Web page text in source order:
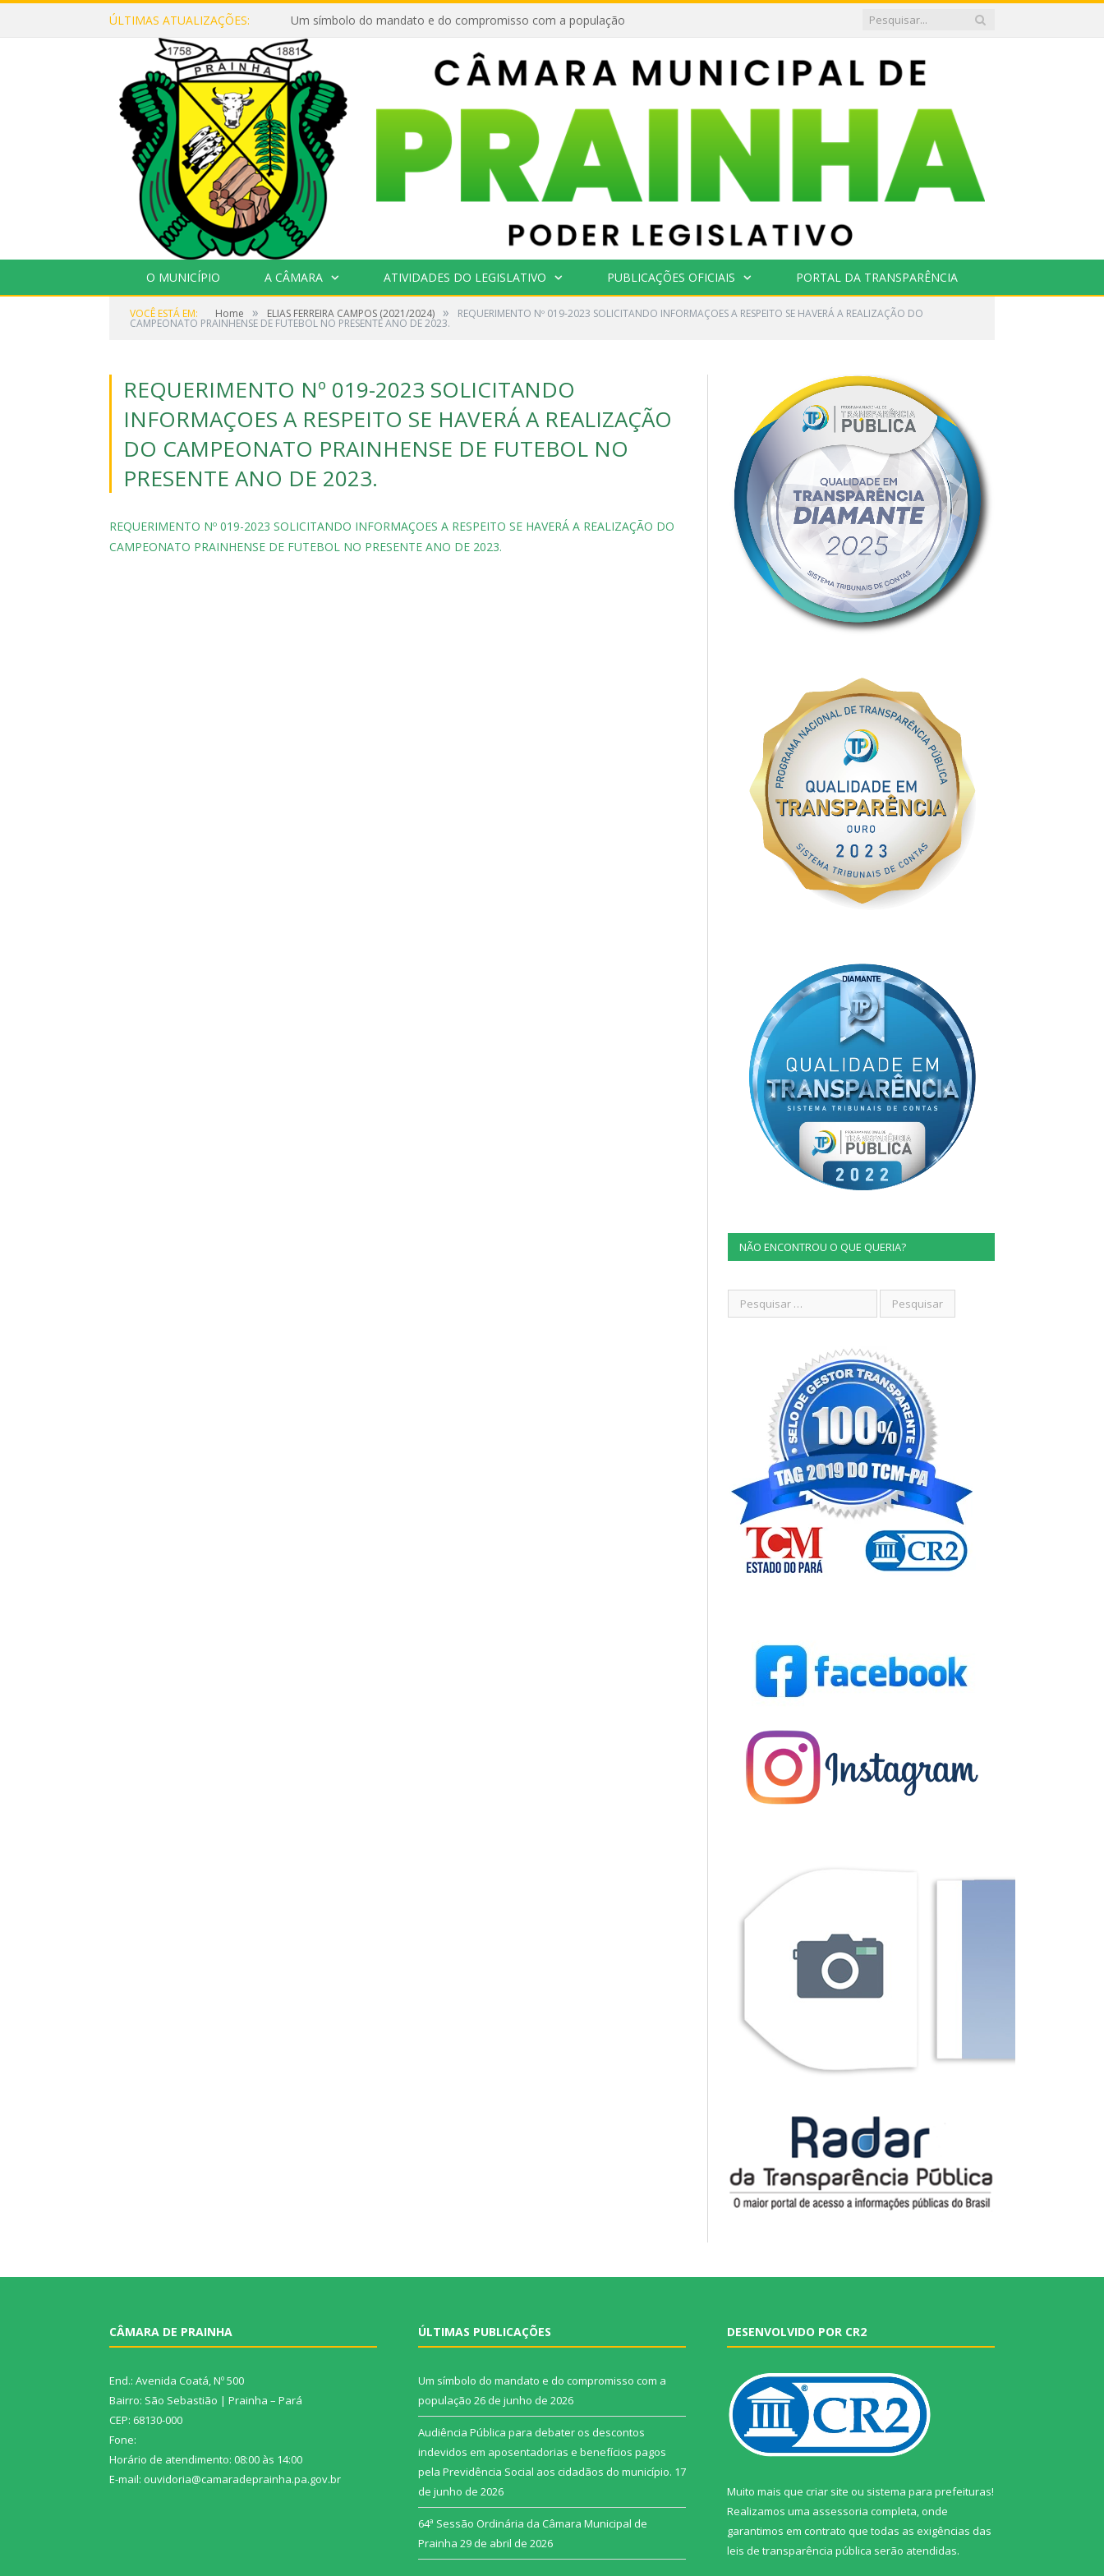
ÚLTIMAS ATUALIZAÇÕES: Um símbolo do mandato e do compromisso com a população
O MUNICÍPIO A CÂMARA ATIVIDADES DO LEGISLATIVO PUBLICAÇÕES OFICIAIS PORTAL DA TRANSPARÊNCIA
VOCÊ ESTÁ EM: Home » ELIAS FERREIRA CAMPOS (2021/2024) » REQUERIMENTO Nº 019-2023 SOLICITANDO INFORMAÇOES A RESPEITO SE HAVERÁ A REALIZAÇÃO DO
CAMPEONATO PRAINHENSE DE FUTEBOL NO PRESENTE ANO DE 2023.
REQUERIMENTO Nº 019-2023 SOLICITANDO
INFORMAÇOES A RESPEITO SE HAVERÁ A REALIZAÇÃO
DO CAMPEONATO PRAINHENSE DE FUTEBOL NO
PRESENTE ANO DE 2023.
REQUERIMENTO Nº 019-2023 SOLICITANDO INFORMAÇOES A RESPEITO SE HAVERÁ A REALIZAÇÃO DO
CAMPEONATO PRAINHENSE DE FUTEBOL NO PRESENTE ANO DE 2023.
NÃO ENCONTROU O QUE QUERIA?
CÂMARA DE PRAINHA
End.: Avenida Coatá, Nº 500
Bairro: São Sebastião | Prainha – Pará
CEP: 68130-000
Fone:
Horário de atendimento: 08:00 às 14:00
E-mail: ouvidoria@camaradeprainha.pa.gov.br
ÚLTIMAS PUBLICAÇÕES
Um símbolo do mandato e do compromisso com a
população 26 de junho de 2026
Audiência Pública para debater os descontos
indevidos em aposentadorias e benefícios pagos
pela Previdência Social aos cidadãos do município. 17
de junho de 2026
64ª Sessão Ordinária da Câmara Municipal de
Prainha 29 de abril de 2026
DESENVOLVIDO POR CR2
Muito mais que criar site ou sistema para prefeituras!
Realizamos uma assessoria completa, onde
garantimos em contrato que todas as exigências das
leis de transparência pública serão atendidas.